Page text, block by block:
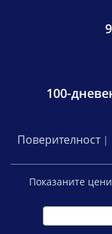
100-
Поверителност |
Показаните